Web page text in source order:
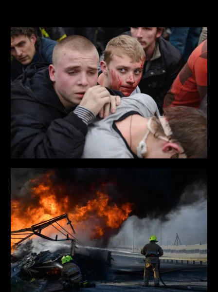
промоутерської компанії братів Кличко K2
Promotions.
Роботи Ольги Іващенко публікували TIME, The New
York Times, The Telegraph, Financial Times, Los
Angeles Times, The Wall Street Journal, Die Ziet, Der
Standard, The Globe and Mail, Liberation, Le Parisien,
The Atlantic, Chicago Tribune, The Guardian та інші
видання.
Від початку повномасштабного вторгнення Ольга
працювала в багатьох містах та селах України, в тому
числі на кордоні з Росією та Білорусією. Фіксувала
наслідки окупації Харківської області та міста Херсон,
наслідки підриву росіянами Каховської ГЕС.
Працювала над документуванням воєнних злочинів
Росії для звіту Amnesty International про
бомбардування Драм Театру в місті Маріуполь. Ольга
до сьогодні висвітлює наслідки російського
вторгнення і його вплив на цивільне населення
України.